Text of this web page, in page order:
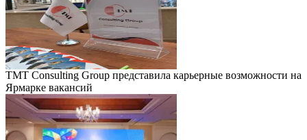
TMT Consulting Group представила карьерные возможности на
Ярмарке вакансий